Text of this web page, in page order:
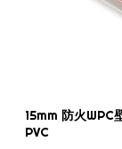
8.5mm wpc フ
8.5mm wpc フ
ZhuoKang
15mm 防火WPC
PVC